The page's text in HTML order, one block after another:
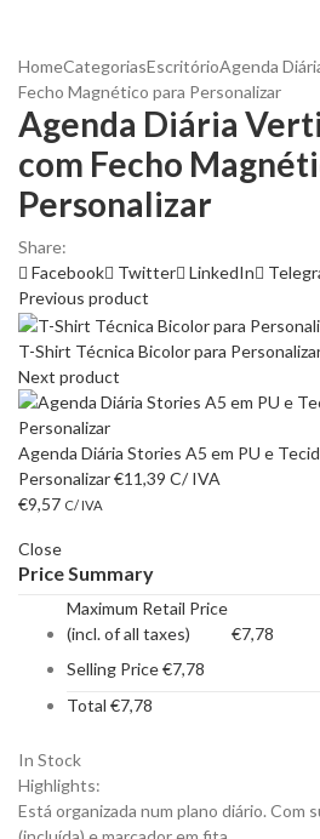
HomeCategoriasEscritórioAgenda
Fecho Magnético para Personalizar
Agenda Diária
com Fecho
Personalizar
Share:
Facebook
Twitter LinkedIn
Previous product
T-Shirt Técnica Bicolor para
Next product
Agenda Diária Stories A5 em PU e
Personalizar€11,39 C/ IVA
€9,57 C/ IVA
Close
Price Summary
Maximum Retail Price
(incl. of all taxes)
€7,78
Selling Price€7,78
Total €7,78
In Stock
Highlights:
Está organizada num plano diário. Com